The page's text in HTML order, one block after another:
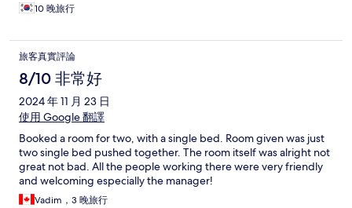
10 晚旅行
旅客真實評論
8/10 非常好
2024 年 11 月 23 日
使用 Google 翻譯
Booked a room for two, with a single bed. Room given was just
two single bed pushed together. The room itself was alright not
great not bad. All the people working there were very friendly
and welcoming especially the manager!
Vadim，3 晚旅行